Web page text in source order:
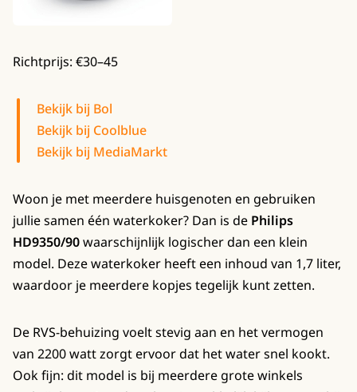
Richtprijs: €30–45
Bekijk bij Bol
Bekijk bij Coolblue
Bekijk bij MediaMarkt
Woon je met meerdere huisgenoten en gebruiken
jullie samen één waterkoker? Dan is de Philips
HD9350/90waarschijnlijk logischer dan een klein
model. Deze waterkoker heeft een inhoud van 1,7 liter,
waardoor je meerdere kopjes tegelijk kunt zetten.
De RVS-behuizing voelt stevig aan en het vermogen
van 2200 watt zorgt ervoor dat het water snel kookt.
Ook fijn: dit model is bij meerdere grote winkels